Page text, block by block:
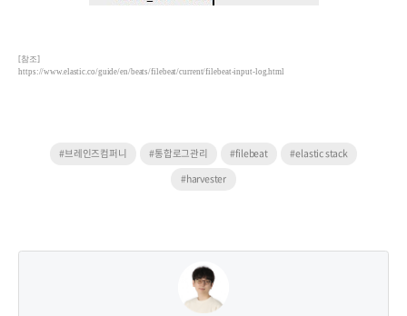
[참조]
https://www.elastic.co/guide/en/beats/filebeat/current/filebeat-input-log.html
#브레인즈컴퍼니 #통합로그관리 #filebeat
#elastic stack
#harvester